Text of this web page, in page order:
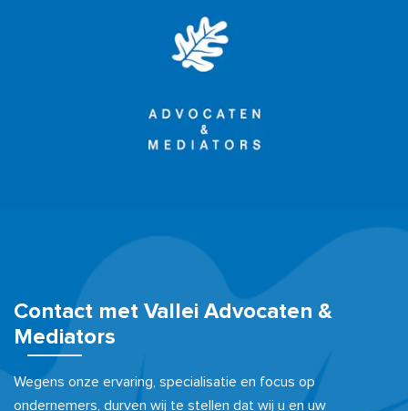
Contact met Vallei Advocaten &
Mediators
Wegens onze ervaring, specialisatie en focus op
ondernemers, durven wij te stellen dat wij u en uw